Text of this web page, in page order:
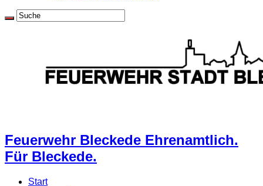
Feuerwehr Bleckede Ehrenamtlich.
Für Bleckede.
Start